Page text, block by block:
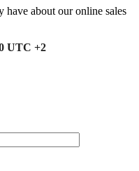
have about our online sales
UTC +2